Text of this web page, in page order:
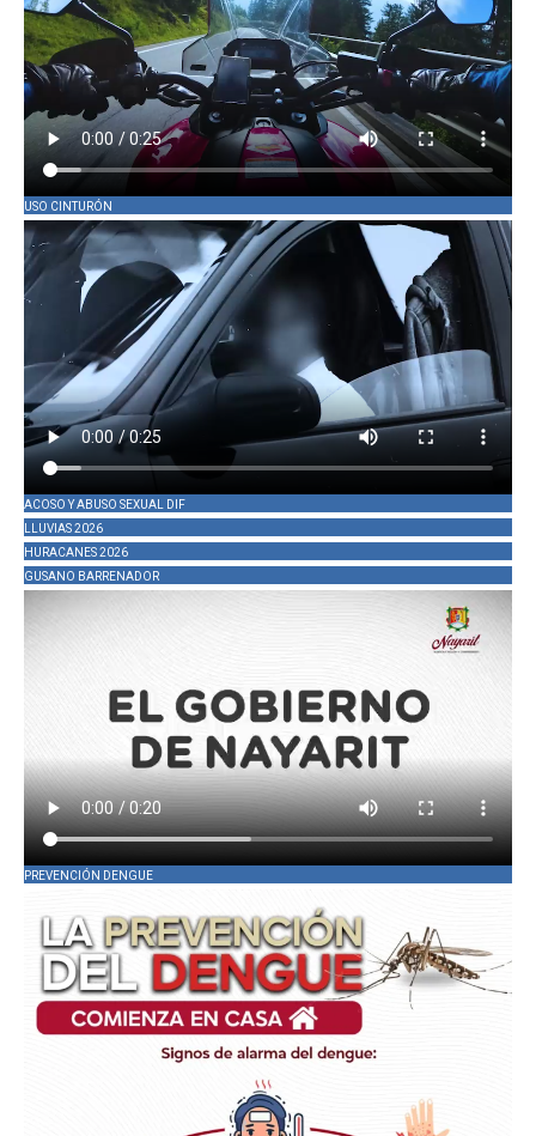
USO CINTURÓN
ACOSO Y ABUSO SEXUAL DIF
LLUVIAS 2026
HURACANES 2026
GUSANO BARRENADOR
PREVENCIÓN DENGUE